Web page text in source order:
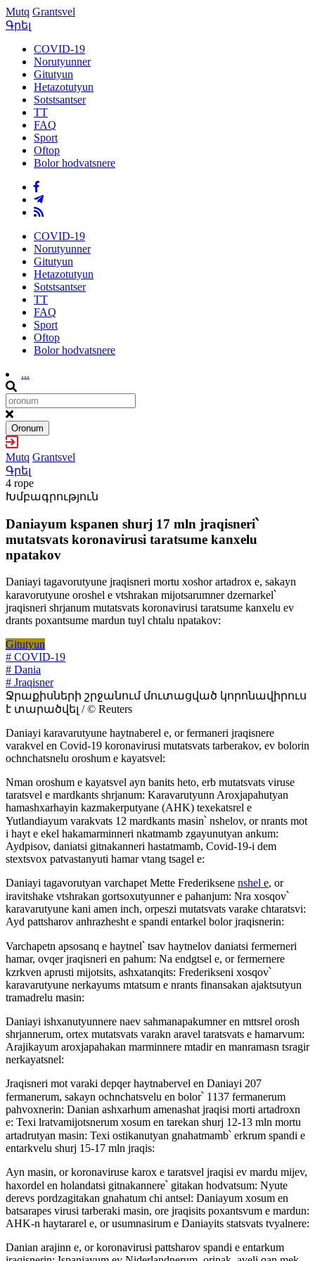
Mutq Grantsvel
Գրել
COVID-19
Norutyunner
Gitutyun
Hetazotutyun
Sotstsantser
TT
FAQ
Sport
Oftop
Bolor hodvatsnere
COVID-19
Norutyunner
Gitutyun
Hetazotutyun
Sotstsantser
TT
FAQ
Sport
Oftop
Bolor hodvatsnere
...
Oronum
Mutq Grantsvel
Գրել
4 rope
Խմբագրություն
Daniayum kspanen shurj 17 mln jraqisneri՝
mutatsvats koronavirusi taratsume kanxelu
npatakov
Daniayi tagavorutyune jraqisneri mortu xoshor artadrox e, sakayn
karavorutyune oroshel e vtshrakan mijotsarumner dzernarkel՝
jraqisneri shrjanum mutatsvats koronavirusi taratsume kanxelu ev
drants poxantsume mardun tuyl chtalu npatakov:
Gitutyun
# COVID-19
# Dania
# Jraqisner
Ջրաքիսների շրջանում մուտացված կորոնավիրուս
է տարածվել / © Reuters
Daniayi karavarutyune haytnaberel e, or fermaneri jraqisnere
varakvel en Covid-19 koronavirusi mutatsvats tarberakov, ev bolorin
ochnchatsnelu oroshum e kayatsvel:
Nman oroshum e kayatsvel ayn banits heto, erb mutatsvats viruse
taratsvel e mardkants shrjanum: Karavarutyunn Aroxjapahutyan
hamashxarhayin kazmakerputyane (AHK) texekatsrel e
Yutlandiayum varakvats 12 mardkants masin՝ nshelov, or nrants mot
i hayt e ekel hakamarminneri nkatmamb zgayunutyan ankum:
Aydpisov, daniatsi gitnakanneri hastatmamb, Covid-19-i dem
stextsvox patvastanyuti hamar vtang tsagel e:
Daniayi tagavorutyan varchapet Mette Frederiksene nshel e, or
iravitshake vtshrakan gortsoxutyunner e pahanjum: Nra xosqov՝
karavarutyune kani amen inch, orpeszi mutatsvats varake chtaratsvi:
Ayd pattsharov anhrazhesht e spandi entarkel bolor jraqisnerin:
Varchapetn apsosanq e haytnel՝ tsav haytnelov daniatsi fermerneri
hamar, ovqer jraqisneri en pahum: Na endgtsel e, or fermernere
kzrkven aprusti mijotsits, ashxatanqits: Frederikseni xosqov՝
karavarutyune nerkayums mtatsum e nrants finansakan ajaktsutyun
tramadrelu masin:
Daniayi ishxanutyunnere naev sahmanapakumner en mttsrel orosh
shrjannerum, ortex mutatsvats varakn aravel taratsvats e hamarvum:
Arajikayum aroxjapahakan marminnere mtadir en manramasn tsragir
nerkayatsnel:
Jraqisneri mot varaki depqer haytnabervel en Daniayi 207
fermanerum, sakayn ochnchatsvelu en bolor՝ 1137 fermanerum
pahvoxnerin: Danian ashxarhum amenashat jraqisi morti artadroxn
e: Texi lratvamijotsnerum xosum en tarekan shurj 12-13 mln mortu
artadrutyan masin: Texi ostikanutyan gnahatmamb՝ erkrum spandi e
entarkvelu shurj 15-17 mln jraqis:
Ayn masin, or koronaviruse karox e taratsvel jraqisi ev mardu mijev,
haxordel en holandatsi gitnakannere՝ gitakan hodvatsum: Nyute
derevs pordzagitakan gnahatum chi antsel: Daniayum xosum en
batsarapes virusi tarberaki masin, ore jraqisits poxantsvum e mardun:
AHK-n haytararel e, or usumnasirum e Daniayits statsvats tvyalnere:
Danian arajinn e, or koronavirusi pattsharov spandi e entarkum